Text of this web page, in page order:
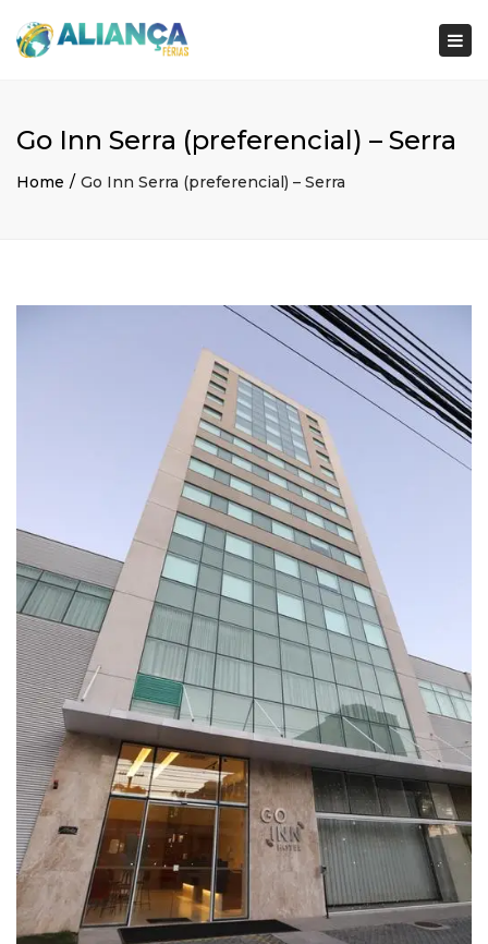
Go Inn Serra (preferencial) – Serra
Home Go Inn Serra (preferencial) – Serra